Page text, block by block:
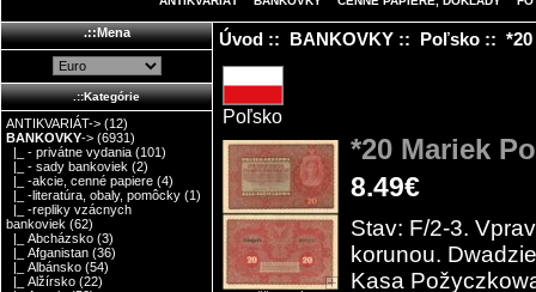
.::Mena
.::Kategórie
ANTIKVARIÁT-> (12)
BANKOVKY-> (6931)
|_ - privátne vydania (101)
|_ - sady bankoviek (2)
|_ -akcie, cenné papiere (4)
|_ -literatúra, obaly, pomôcky (1)
|_ -repliky vzácnych
bankoviek (62)
|_ Abcházsko (3)
|_ Afganistan (36)
|_ Albánsko (54)
|_ Alžírsko (22)
Úvod:: BANKOVKY:: Poľsko:: *20
Poľsko
*20 Mariek
8.49€
Stav: F/2-3.
korunou.
Kasa